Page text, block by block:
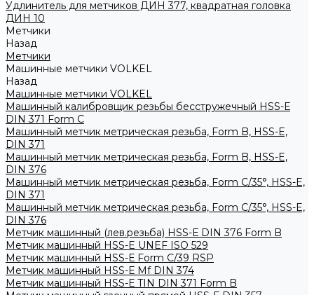
Удлинитель для метчиков ДИН 377, квадратная головка
ДИН 10
Метчики
Назад
Метчики
Машинные метчики VOLKEL
Назад
Машинные метчики VOLKEL
Машинный калибровщик резьбы бесстружечный HSS-Е
DIN 371 Form C
Машинный метчик метрическая резьба, Form B, HSS-E,
DIN 371
Машинный метчик метрическая резьба, Form B, HSS-E,
DIN 376
Машинный метчик метрическая резьба, Form С/35°, HSS-E,
DIN 371
Машинный метчик метрическая резьба, Form С/35°, HSS-E,
DIN 376
Метчик машинный (лев.резьба) HSS-Е DIN 376 Form B
Метчик машинный HSS-E UNEF ISO 529
Метчик машинный HSS-Е Form C/39 RSP
Метчик машинный HSS-Е Mf DIN 374
Метчик машинный HSS-Е TIN DIN 371 Form B